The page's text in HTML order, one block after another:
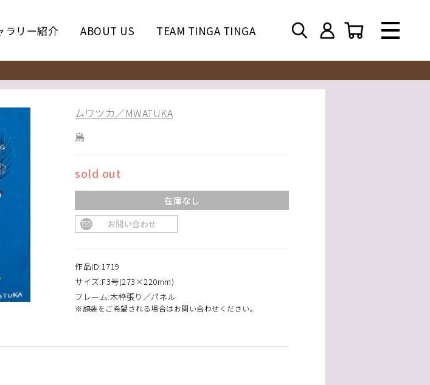
ラリー紹介 ABOUT US TEAM TINGA TINGA
ムワツカ／MWATUKA
鳥
sold out
在庫なし
お問い合わせ
作品ID:1719
サイズ:F3号(273×220mm)
フレーム:木枠張り／パネル
※額装をご希望される場合はお問い合わせください。